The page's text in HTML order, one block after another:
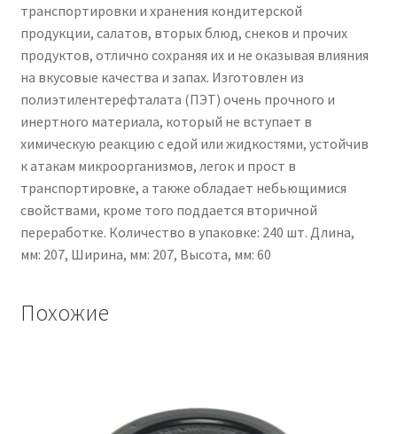
транспортировки и хранения кондитерской
продукции, салатов, вторых блюд, снеков и прочих
продуктов, отлично сохраняя их и не оказывая влияния
на вкусовые качества и запах. Изготовлен из
полиэтилентерефталата (ПЭТ) очень прочного и
инертного материала, который не вступает в
химическую реакцию с едой или жидкостями, устойчив
к атакам микроорганизмов, легок и прост в
транспортировке, а также обладает небьющимися
свойствами, кроме того поддается вторичной
переработке. Количество в упаковке: 240 шт. Длина,
мм: 207, Ширина, мм: 207, Высота, мм: 60
Похожие